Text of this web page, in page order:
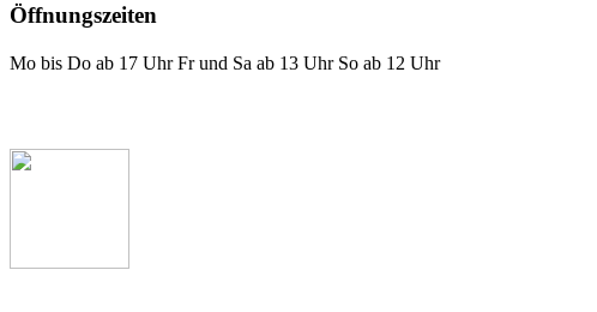
Öffnungszeiten
Mo bis Do ab 17 Uhr Fr und Sa ab 13 Uhr So ab 12 Uhr